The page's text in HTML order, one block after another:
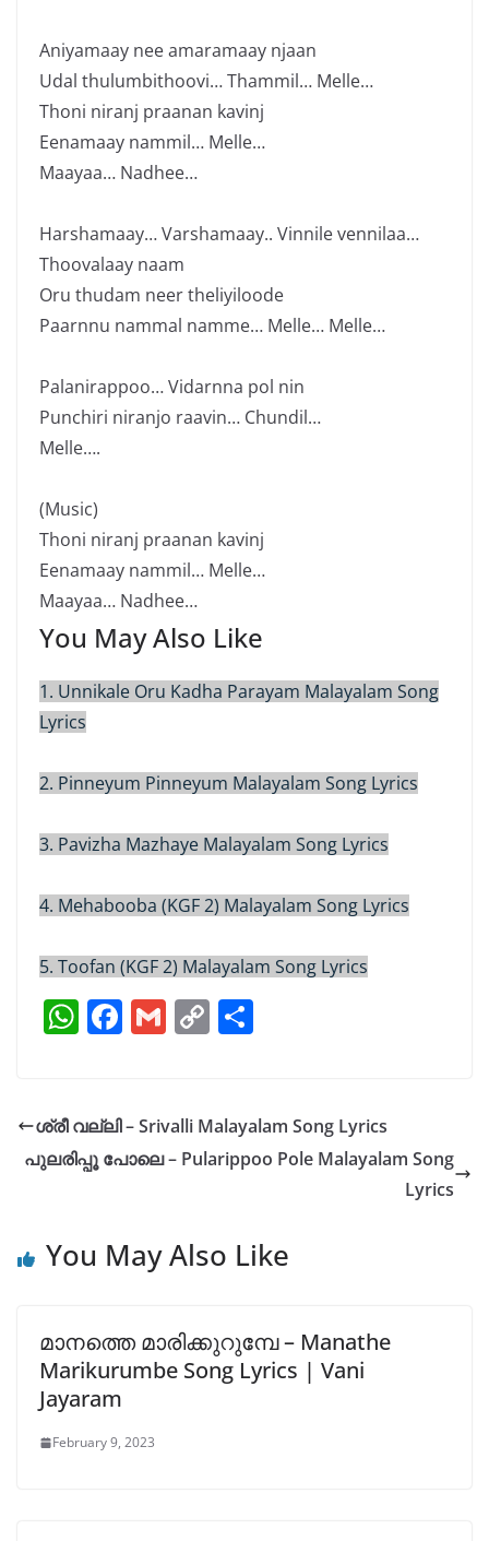
Aniyamaay nee amaramaay njaan
Udal thulumbithoovi… Thammil… Melle…
Thoni niranj praanan kavinj
Eenamaay nammil… Melle…
Maayaa… Nadhee…
Harshamaay… Varshamaay.. Vinnile vennilaa…
Thoovalaay naam
Oru thudam neer theliyiloode
Paarnnu nammal namme… Melle… Melle…
Palanirappoo… Vidarnna pol nin
Punchiri niranjo raavin… Chundil…
Melle….
(Music)
Thoni niranj praanan kavinj
Eenamaay nammil… Melle…
Maayaa… Nadhee…
You May Also Like
1. Unnikale Oru Kadha Parayam Malayalam Song
Lyrics
2. Pinneyum Pinneyum Malayalam Song Lyrics
3. Pavizha Mazhaye Malayalam Song Lyrics
4. Mehabooba (KGF 2) Malayalam Song Lyrics
5. Toofan (KGF 2) Malayalam Song Lyrics
W
s
A
F
e
b
k
G
l
C
y
Li
e
ശ്രീ വല്ലി – Srivalli Malayalam Song Lyrics
പുലരിപ്പൂ പോലെ – Pularippoo Pole Malayalam Song
Lyrics
You May Also Like
മാനത്തെ മാരിക്കുറുമ്പേ – Manathe
Marikurumbe Song Lyrics | Vani
Jayaram
February 9, 2023